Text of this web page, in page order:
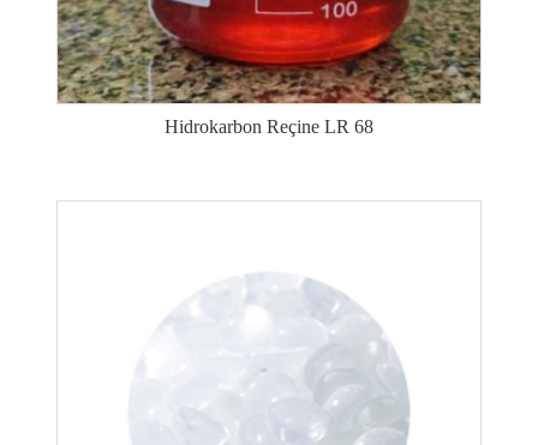
Hidrokarbon Reçine LR 68